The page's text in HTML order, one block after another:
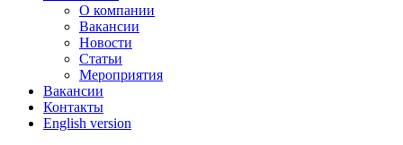
О компании
Вакансии
Новости
Статьи
Мероприятия
Вакансии
Контакты
English version